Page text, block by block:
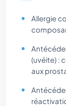
Allergie
(uvéite) :
aux